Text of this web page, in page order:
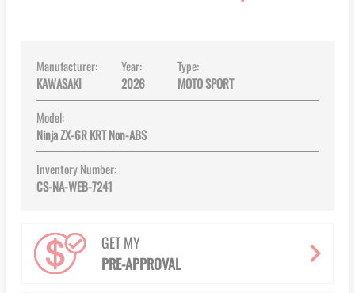
Manufacturer:
KAWASAKI
Year:
2026
Type:
MOTO SPORT
Model:
Ninja ZX-6R KRT Non-ABS
Inventory Number:
CS-NA-WEB-7241
GET MY
PRE-APPROVAL